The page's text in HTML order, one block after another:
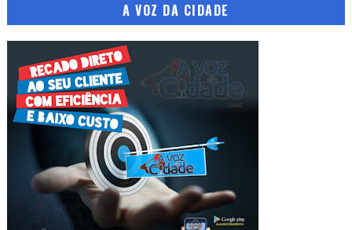
A VOZ DA CIDADE